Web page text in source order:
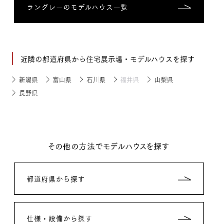
ラングレーのモデルハウス一覧
近隣の都道府県から住宅展示場・モデルハウスを探す
新潟県 富山県 石川県 福井県
山梨県
長野県
その他の方法でモデルハウスを探す
都道府県から探す
仕様・設備から探す